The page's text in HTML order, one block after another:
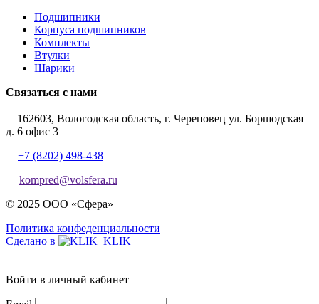
Подшипники
Корпуса подшипников
Комплекты
Втулки
Шарики
Связаться с нами
162603, Вологодская область, г. Череповец ул. Боршодская
д. 6 офис 3
+7 (8202) 498-438
kompred@volsfera.ru
© 2025 ООО «Сфера»
Политика конфеденциальности
Сделано в
Войти в личный кабинет